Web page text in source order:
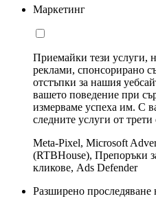
Маркетинг
Приемайки тези услуги,
реклами, спонсорирано
отстъпки за нашия
вашето поведение при
измерваме успеха им. С
следните услуги от
Meta-Pixel, Microsoft
(RTBHouse), Препоръки
кликове, Ads Defender
Разширено проследяване